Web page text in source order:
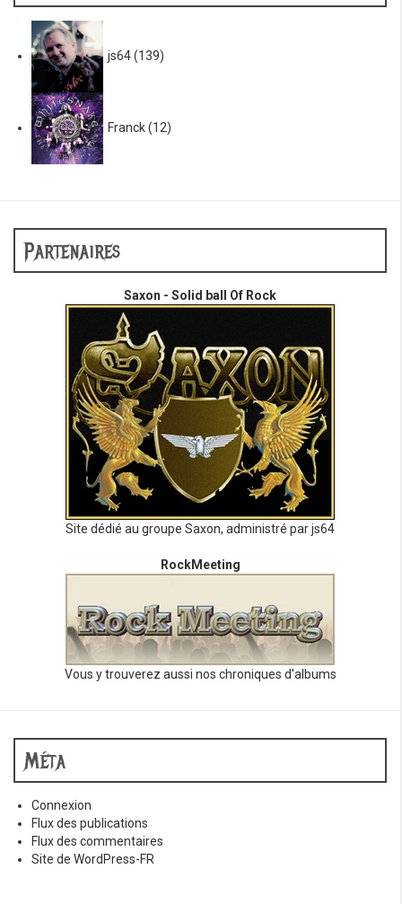
js64(139)
Franck(12)
Partenaires
Saxon - Solid ball Of Rock
Site dédié au groupe Saxon, administré par js64
RockMeeting
Vous y trouverez aussi nos chroniques d'albums
Méta
Connexion
Flux des publications
Flux des commentaires
Site de WordPress-FR